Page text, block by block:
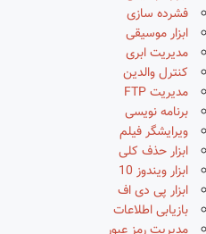
فشرده سازی
ابزار موسیقی
مدیریت ابری
کنترل والدین
مدیریت FTP
برنامه نویسی
ویرایشگر فیلم
ابزار حذف کلی
ابزار ویندوز 10
ابزار پی دی اف
بازیابی اطلاعات